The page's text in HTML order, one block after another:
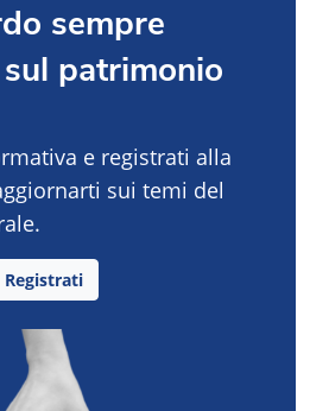
sempre
patrimonio
e registrati alla
sui temi del
Registrati